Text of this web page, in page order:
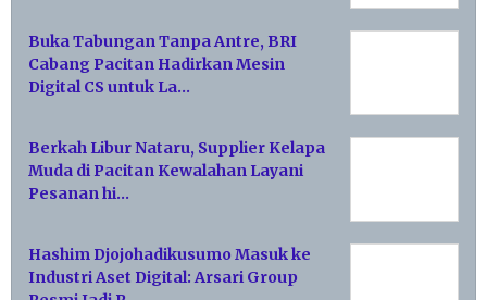
Buka Tabungan Tanpa Antre, BRI
Cabang Pacitan Hadirkan Mesin
Digital CS untuk La…
Berkah Libur Nataru, Supplier Kelapa
Muda di Pacitan Kewalahan Layani
Pesanan hi…
Hashim Djojohadikusumo Masuk ke
Industri Aset Digital: Arsari Group